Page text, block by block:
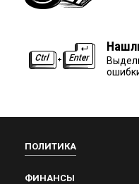
ПОЛИТИКА
ФИНАНСЫ